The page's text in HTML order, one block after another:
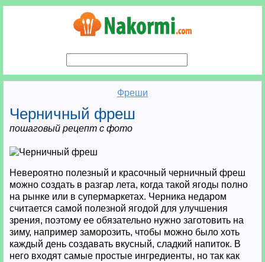
Фреши
Черничный фреш
пошаговый рецепт с фото
Невероятно полезный и красочный черничный фреш
можно создать в разгар лета, когда такой ягоды полно
на рынке или в супермаркетах. Черника недаром
считается самой полезной ягодой для улучшения
зрения, поэтому ее обязательно нужно заготовить на
зиму, например заморозить, чтобы можно было хоть
каждый день создавать вкусный, сладкий напиток. В
него входят самые простые ингредиенты, но так как